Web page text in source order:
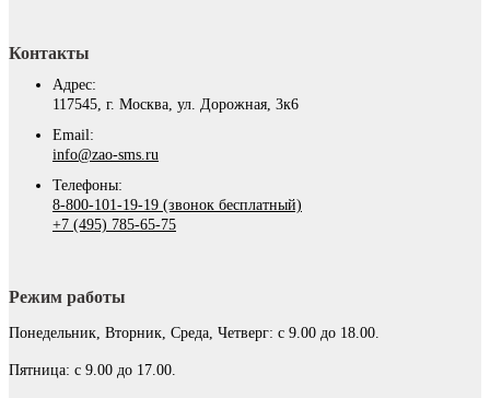
Контакты
Адрес:
117545, г. Москва, ул. Дорожная, 3к6
Email:
info@zao-sms.ru
Телефоны:
8-800-101-19-19 (звонок бесплатный)
+7 (495) 785-65-75
Режим работы
Понедельник, Вторник, Среда, Четверг: с 9.00 до 18.00.
Пятница: с 9.00 до 17.00.